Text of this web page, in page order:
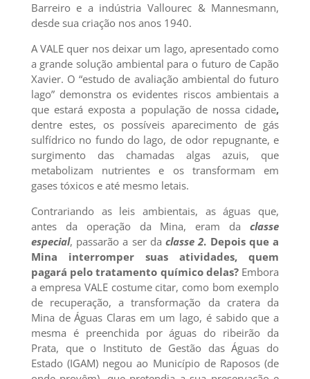
Barreiro e a indústria Vallourec & Mannesmann,
desde sua criação nos anos 1940.
A VALE quer nos deixar um lago, apresentado como
a grande solução ambiental para o futuro de Capão
Xavier. O “estudo de avaliação ambiental do futuro
lago” demonstra os evidentes riscos ambientais a
que estará exposta a população de nossa cidade,
dentre estes, os possíveis aparecimento de gás
sulfídrico no fundo do lago, de odor repugnante, e
surgimento das chamadas algas azuis, que
metabolizam nutrientes e os transformam em
gases tóxicos e até mesmo letais.
Contrariando as leis ambientais, as águas que,
antes da operação da Mina, eram daclasse
especial, passarão a ser daclasse 2. Depois que a
Mina interromper suas atividades, quem
pagará pelo tratamento químico delas?Embora
a empresa VALE costume citar, como bom exemplo
de recuperação, a transformação da cratera da
Mina de Águas Claras em um lago, é sabido que a
mesma é preenchida por águas do ribeirão da
Prata, que o Instituto de Gestão das Águas do
Estado (IGAM) negou ao Município de Raposos (de